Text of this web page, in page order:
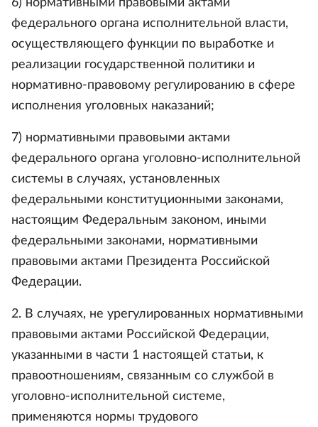
6) нормативными правовыми актами
федерального органа исполнительной власти,
осуществляющего функции по выработке и
реализации государственной политики и
нормативно-правовому регулированию в сфере
исполнения уголовных наказаний;
7) нормативными правовыми актами
федерального органа уголовно-исполнительной
системы в случаях, установленных
федеральными конституционными законами,
настоящим Федеральным законом, иными
федеральными законами, нормативными
правовыми актами Президента Российской
Федерации.
2. В случаях, не урегулированных нормативными
правовыми актами Российской Федерации,
указанными в части 1 настоящей статьи, к
правоотношениям, связанным со службой в
уголовно-исполнительной системе,
применяются нормы трудового